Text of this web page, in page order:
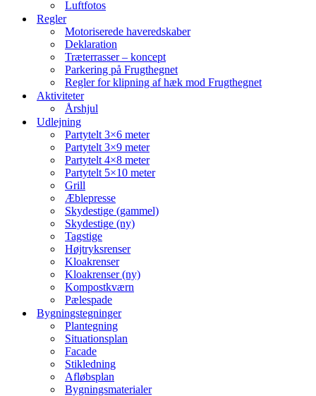
Luftfotos
Regler
Motoriserede haveredskaber
Deklaration
Træterrasser – koncept
Parkering på Frugthegnet
Regler for klipning af hæk mod Frugthegnet
Aktiviteter
Årshjul
Udlejning
Partytelt 3×6 meter
Partytelt 3×9 meter
Partytelt 4×8 meter
Partytelt 5×10 meter
Grill
Æblepresse
Skydestige (gammel)
Skydestige (ny)
Tagstige
Højtryksrenser
Kloakrenser
Kloakrenser (ny)
Kompostkværn
Pælespade
Bygningstegninger
Plantegning
Situationsplan
Facade
Stikledning
Afløbsplan
Bygningsmaterialer